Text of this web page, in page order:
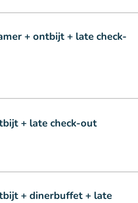
+ ontbijt + late check-
+ late check-out
+ dinerbuffet + late